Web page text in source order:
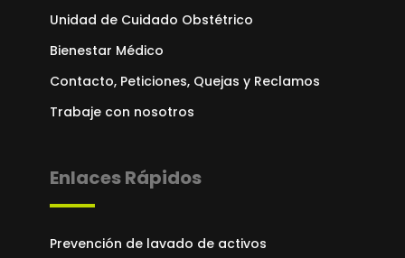
Unidad de Cuidado Obstétrico
Bienestar Médico
Contacto, Peticiones, Quejas y Reclamos
Trabaje con nosotros
Enlaces Rápidos
Prevención de lavado de activos